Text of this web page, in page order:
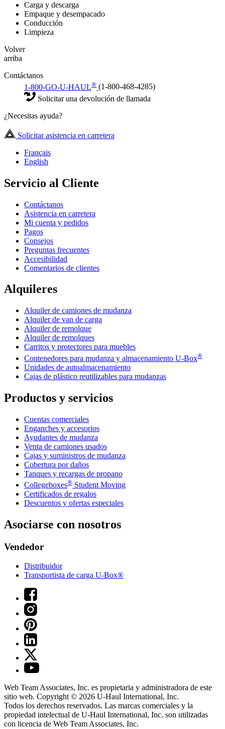
Carga y descarga
Empaque y desempacado
Conducción
Limpieza
Volver
arriba
Contáctanos
1-800-GO-U-HAUL® (1-800-468-4285)
Solicitar una devolución de llamada
¿Necesitas ayuda?
Solicitar asistencia en carretera
Français
English
Servicio al Cliente
Contáctanos
Asistencia en carretera
Mi cuenta y pedidos
Pagos
Consejos
Preguntas frecuentes
Accesibilidad
Comentarios de clientes
Alquileres
Alquiler de camiones de mudanza
Alquiler de van de carga
Alquiler de remolque
Alquiler de remolques
Carritos y protectores para muebles
Contenedores para mudanza y almacenamiento U-Box®
Unidades de autoalmacenamiento
Cajas de plástico reutilizables para mudanzas
Productos y servicios
Cuentas comerciales
Enganches y accesorios
Ayudantes de mudanza
Venta de camiones usados
Cajas y suministros de mudanza
Cobertura por daños
Tanques y recargas de propano
Collegeboxes® Student Moving
Certificados de regalos
Descuentos y ofertas especiales
Asociarse con nosotros
Vendedor
Distribuidor
Transportista de carga U-Box®
Web Team Associates, Inc. es propietaria y administradora de este
sitio web. Copyright © 2026 U-Haul International, Inc.
Todos los derechos reservados. Las marcas comerciales y la
propiedad intelectual de U-Haul International, Inc. son utilizadas
con licencia de Web Team Associates, Inc.